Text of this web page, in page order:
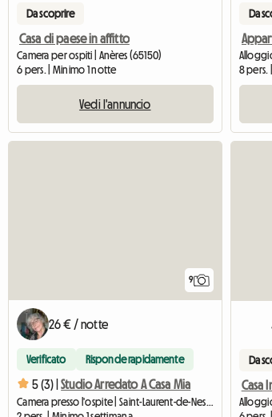
Da scoprire
Casa di paese in affitto
Camera per ospiti | Anères (65150)
6 pers. | Minimo 1 notte
Vedi l'annuncio
Da
8 pers.
9
26 € / notte
Verificato Risponde rapidamente
5 (3) | Studio Arredato A Casa Mia
Camera presso l'ospite | Saint-Laurent-de-Neste (65150) | 35 M2
Da
Casa